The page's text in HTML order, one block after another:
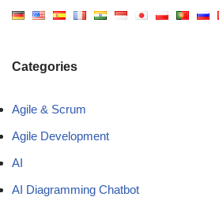
Categories
Agile & Scrum
Agile Development
AI
AI Diagramming Chatbot